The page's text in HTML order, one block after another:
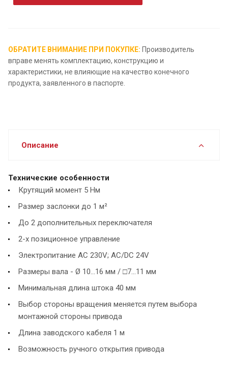
ОБРАТИТЕ ВНИМАНИЕ ПРИ ПОКУПКЕ: Производитель
вправе менять комплектацию, конструкцию и
характеристики, не влияющие на качество конечного
продукта, заявленного в паспорте.
Описание
Технические особенности
Крутящий момент 5 Нм
Размер заслонки до 1 м²
До 2 дополнительных переключателя
2-х позиционное управление
Электропитание AC 230V; AC/DC 24V
Размеры вала - Ø 10...16 мм / □7...11 мм
Минимальная длина штока 40 мм
Выбор стороны вращения меняется путем выбора
монтажной стороны привода
Длина заводского кабеля 1 м
Возможность ручного открытия привода